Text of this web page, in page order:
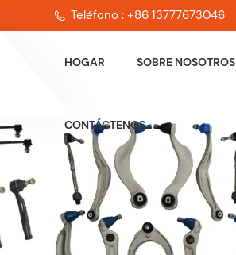
Teléfono : +86 13777673046
HOGAR SOBRE NOSOTROS
CONTÁCTENOS